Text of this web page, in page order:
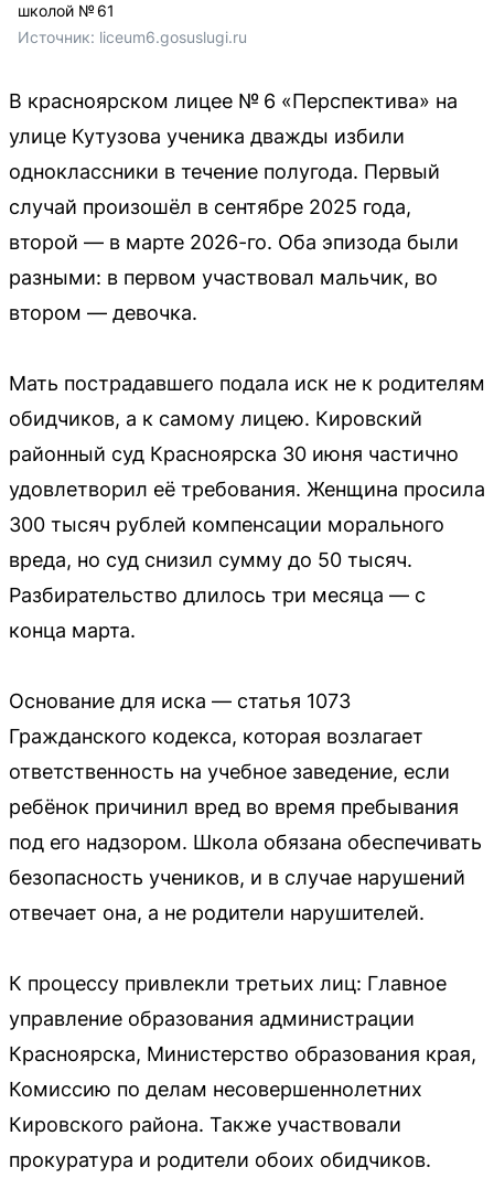
школой № 61
Источник: liceum6.gosuslugi.ru
В красноярском лицее № 6 «Перспектива» на
улице Кутузова ученика дважды избили
одноклассники в течение полугода. Первый
случай произошёл в сентябре 2025 года,
второй — в марте 2026-го. Оба эпизода были
разными: в первом участвовал мальчик, во
втором — девочка.
Мать пострадавшего подала иск не к родителям
обидчиков, а к самому лицею. Кировский
районный суд Красноярска 30 июня частично
удовлетворил её требования. Женщина просила
300 тысяч рублей компенсации морального
вреда, но суд снизил сумму до 50 тысяч.
Разбирательство длилось три месяца — с
конца марта.
Основание для иска — статья 1073
Гражданского кодекса, которая возлагает
ответственность на учебное заведение, если
ребёнок причинил вред во время пребывания
под его надзором. Школа обязана обеспечивать
безопасность учеников, и в случае нарушений
отвечает она, а не родители нарушителей.
К процессу привлекли третьих лиц: Главное
управление образования администрации
Красноярска, Министерство образования края,
Комиссию по делам несовершеннолетних
Кировского района. Также участвовали
прокуратура и родители обоих обидчиков.